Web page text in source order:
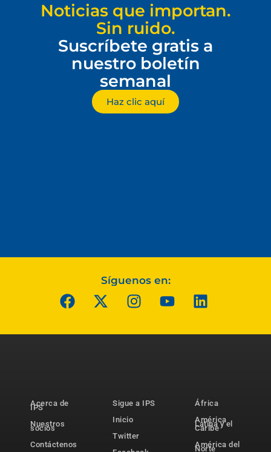
Noticias que importan.
Sin ruido.
Suscríbete gratis a
nuestro boletín
semanal
Haz clic aquí
Síguenos en:
Acerca de
IPS
Nuestros
socios
Contáctenos
Sigue a IPS
Inicio
Twitter
África
América
Latina y el
Caribe
América del
Norte